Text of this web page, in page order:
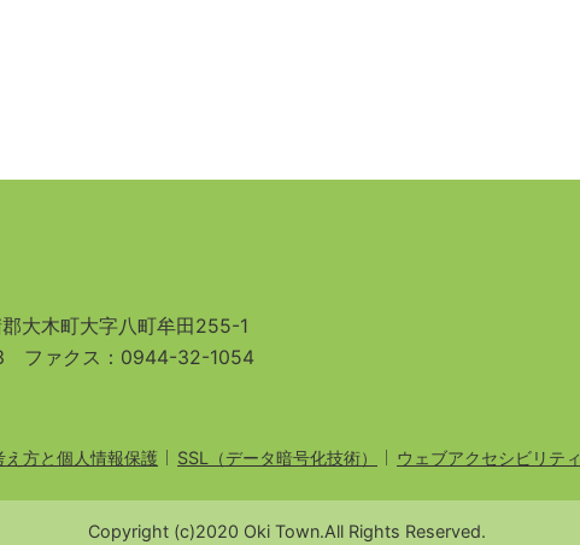
大木町大字八町牟田255-1
ファクス：0944-32-1054
え方と個人情報保護 SSL（データ暗号化技術） ウェブアクセシビリティ
Copyright (c)2020 Oki Town.All Rights Reserved.